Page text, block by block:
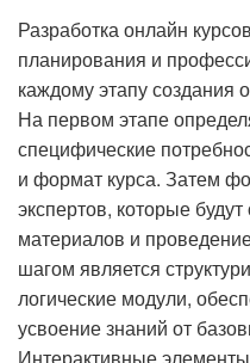
Разработка онлайн
планирования и
каждому этапу создания
На первом этапе
специфические
и формат курса. Затем
экспертов, которые
материалов и
шагом является
логические модули,
усвоение знаний от
Интерактивные